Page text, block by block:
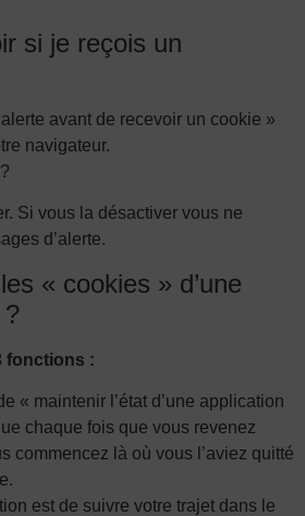
si je reçois un
avant de recevoir un cookie »
navigateur.
Si vous la désactiver vous ne
d’alerte.
« cookies » d’une
?
fonctions :
« maintenir l’état d’une application
chaque fois que vous revenez
commencez là où vous l’aviez quitté
est de suivre votre trajet dans le